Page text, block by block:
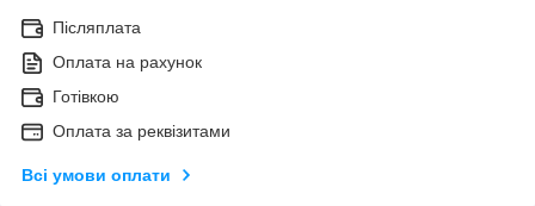
Післяплата
Оплата на рахунок
Готівкою
Оплата за реквізитами
Всі умови оплати